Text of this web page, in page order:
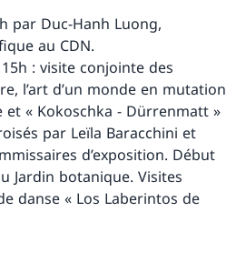
par Duc-Hanh Luong,
au CDN.
: visite conjointe des
l’art d’un monde en mutation
et « Kokoschka - Dürrenmatt »
par Leïla Baracchini et
d’exposition. Début
Jardin botanique. Visites
danse « Los Laberintos de